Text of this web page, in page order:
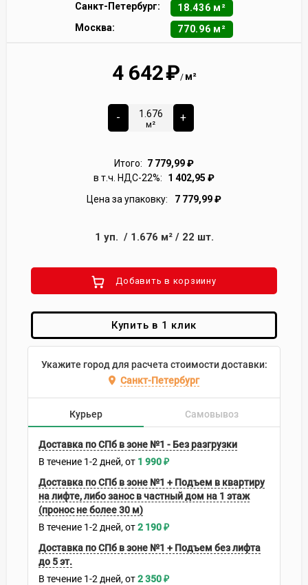
Санкт-Петербург:
18.436 м²
Москва:
770.96 м²
4 642₽/ м²
-
м²
+
Итого: 7 779,99₽
в т.ч. НДС-22%:
1 402,95 ₽
Цена за упаковку:
7 779,99₽
1 уп. / 1.676 м²/ 22 шт.
Добавить в корзиину
Купить в 1 клик
Укажите город для расчета стоимости доставки:
Санкт-Петербург
Курьер Самовывоз
Доставка по СПб в зоне №1 - Без разгрузки
В течение 1-2 дней 1 990₽
Доставка по СПб в зоне №1 + Подъем в квартиру
на лифте, либо занос в частный дом на 1 этаж
(пронос не более 30 м)
В течение 1-2 дней 2 190₽
Доставка по СПб в зоне №1 + Подъем без лифта
до 5 эт.
В течение 1-2 дней 2 350₽